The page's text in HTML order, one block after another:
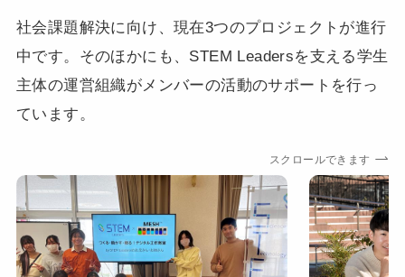
社会課題解決に向け、現在3つのプロジェクトが進行
中です。そのほかにも、STEM Leadersを支える学生
主体の運営組織がメンバーの活動のサポートを行っ
ています。
スクロールできます